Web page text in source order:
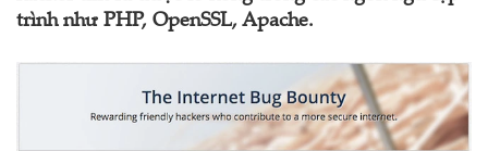
trình như PHP, OpenSSL, Apache.